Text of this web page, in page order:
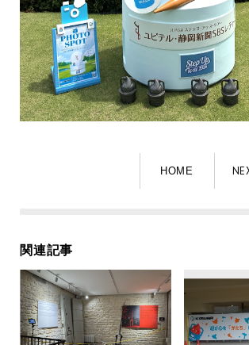
HOME
関連記事